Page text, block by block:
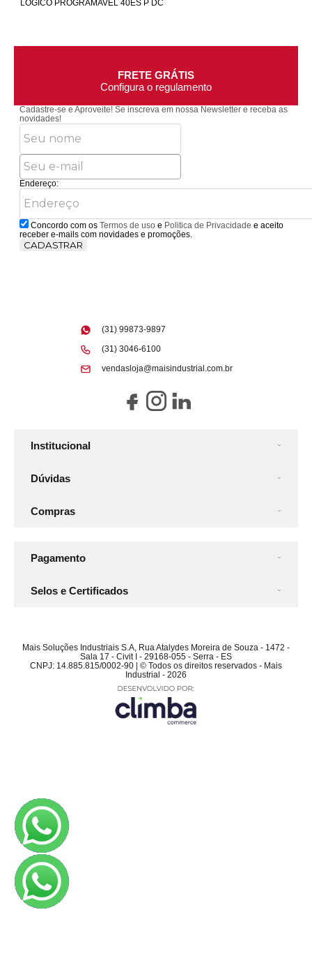
LOGICO PROGRAMAVEL 40ES P DC
FRETE GRÁTIS
Configura o regulamento
Cadastre-se e Aproveite!Se inscreva em nossa Newsletter e receba as
novidades!
Endereço:
Concordo com osTermos de uso e Politica de Privacidade e aceito
receber e-mails com novidades e promoções.
CADASTRAR
Institucional
Dúvidas
Compras
(31) 99873-9897
(31) 3046-6100
vendasloja@maisindustrial.com.br
Pagamento
Selos e Certificados
Mais Soluções Industriais S.A, Rua Atalydes Moreira de Souza - 1472 -
Sala 17 - Civit I - 29168-055 - Serra - ES
CNPJ: 14.885.815/0002-90 | © Todos os direitos reservados - Mais
Industrial - 2026